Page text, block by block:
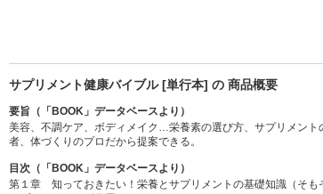
サプリメント健康バイブル [単行本] の 商品概要
要旨（「BOOK」データベースより）
美容、不調ケア、ボディメイク…栄養素の選び方、サプリメン
者、体づくりのプロだから提案できる。
目次（「BOOK」データベースより）
第１章 知っておきたい！栄養とサプリメントの基礎知識（そも